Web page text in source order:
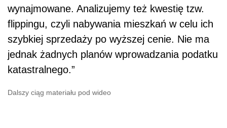
wynajmowane. Analizujemy też kwestię tzw.
flippingu, czyli nabywania mieszkań w celu ich
szybkiej sprzedaży po wyższej cenie. Nie ma
jednak żadnych planów wprowadzania podatku
katastralnego.”
Dalszy ciąg materiału pod wideo